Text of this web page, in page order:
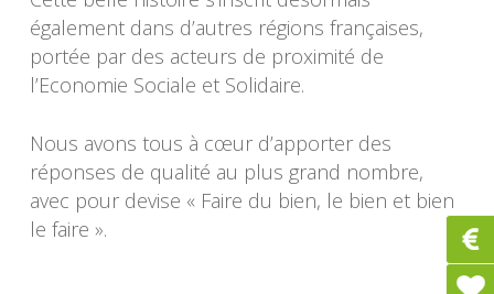
également dans d’autres régions françaises,
portée par des acteurs de proximité de
l’Economie Sociale et Solidaire.
Nous avons tous à cœur d’apporter des
réponses de qualité au plus grand nombre,
avec pour devise « Faire du bien, le bien et bien
le faire ».